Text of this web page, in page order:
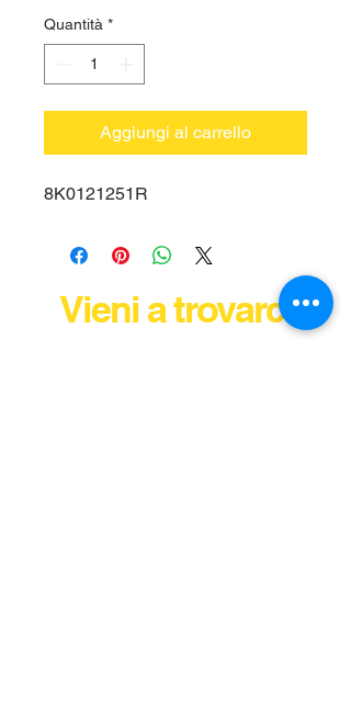
Quantità *
Aggiungi al carrello
8K0121251R
Vieni a trovarci